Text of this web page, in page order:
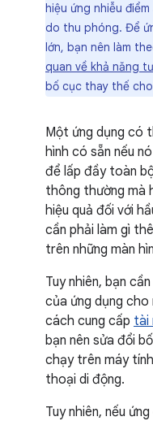
hiệu ứng nhiễu
do thu phóng. Để
lớn, bạn nên làm
quan về khả năng
bố cục thay thế
Một ứng dụng có
hình có sẵn nếu
để lấp đầy toàn
thông thường mà
hiệu quả đối với
cần phải làm gì
trên những màn
Tuy nhiên, bạn
của ứng dụng cho
cách cung cấp tài
bạn nên sửa đổi
chạy trên máy
thoại di động.
Tuy nhiên, nếu